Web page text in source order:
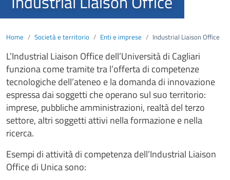
Home Società e territorio Enti e imprese Industrial Liaison Office
L’Industrial Liaison Office dell’Università di Cagliari
funziona come tramite tra l’offerta di competenze
tecnologiche dell’ateneo e la domanda di innovazione
espressa dai soggetti che operano sul suo territorio:
imprese, pubbliche amministrazioni, realtà del terzo
settore, altri soggetti attivi nella formazione e nella
ricerca.
Esempi di attività di competenza dell’Industrial Liaison
Office di Unica sono: